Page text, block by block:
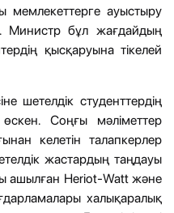
мемлекеттерге ауыстыру
Министр бұл жағдайдың
қысқаруына тікелей
шетелдік студенттердің
Соңғы мәліметтер
келетін талапкерлер
жастардың таңдауы
ашылған Heriot-Watt және
халықаралық